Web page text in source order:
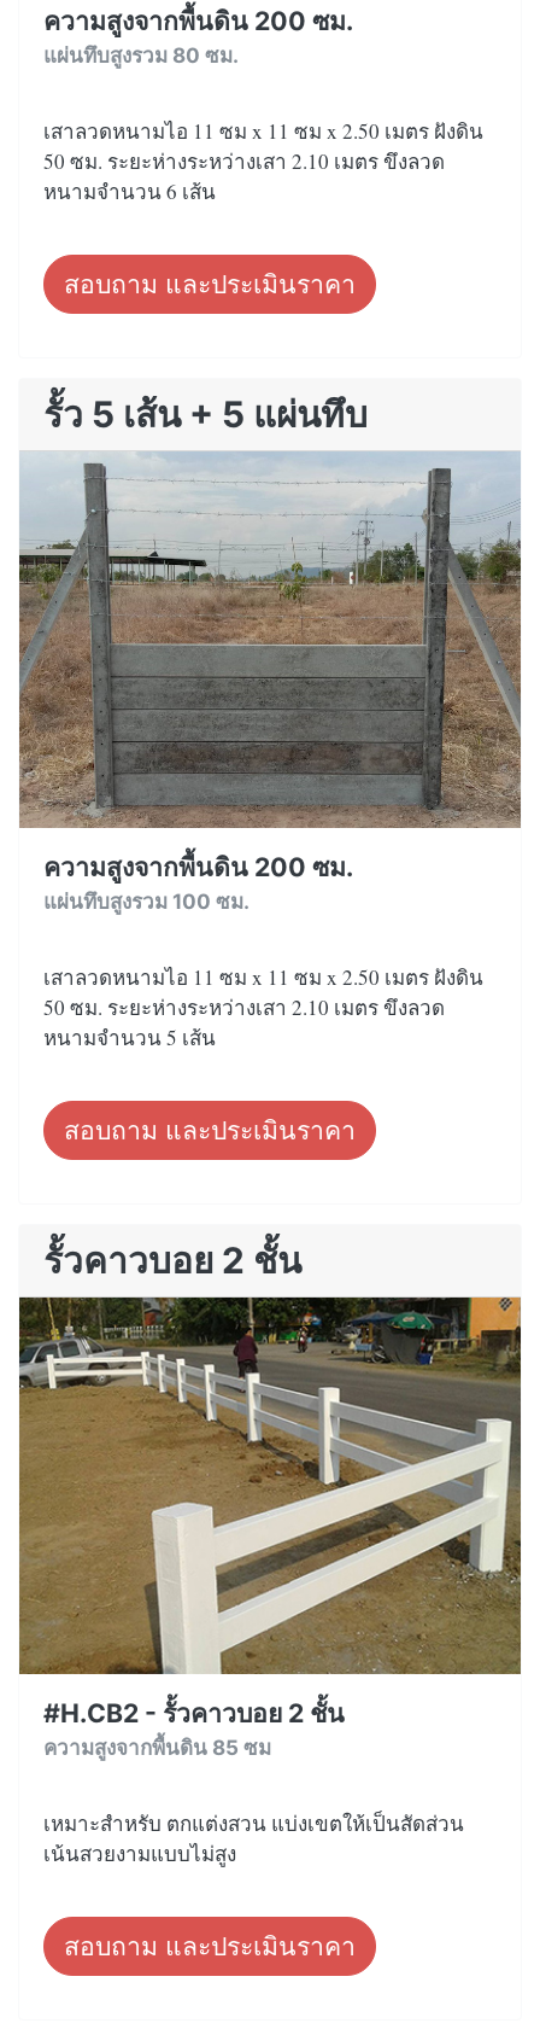
ความสูงจากพื้นดิน 200 ซม.
แผ่นทึบสูงรวม 80 ซม.
เสาลวดหนามไอ 11 ซม x 11 ซม x 2.50 เมตร ฝังดิน
50 ซม. ระยะห่างระหว่างเสา 2.10 เมตร ขึงลวด
หนามจำนวน 6 เส้น
สอบถาม และประเมินราคา
รั้ว 5 เส้น + 5 แผ่นทึบ
ความสูงจากพื้นดิน 200 ซม.
แผ่นทึบสูงรวม 100 ซม.
เสาลวดหนามไอ 11 ซม x 11 ซม x 2.50 เมตร ฝังดิน
50 ซม. ระยะห่างระหว่างเสา 2.10 เมตร ขึงลวด
หนามจำนวน 5 เส้น
สอบถาม และประเมินราคา
รั้วคาวบอย 2 ชั้น
#H.CB2 - รั้วคาวบอย 2 ชั้น
ความสูงจากพื้นดิน 85 ซม
เหมาะสำหรับ ตกแต่งสวน แบ่งเขตให้เป็นสัดส่วน
เน้นสวยงามแบบไม่สูง
สอบถาม และประเมินราคา